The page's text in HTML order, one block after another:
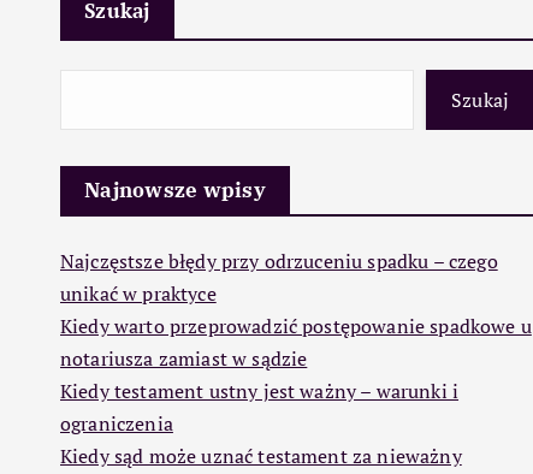
Szukaj
Szukaj
Najnowsze wpisy
Najczęstsze błędy przy odrzuceniu spadku – czego
unikać w praktyce
Kiedy warto przeprowadzić postępowanie spadkowe u
notariusza zamiast w sądzie
Kiedy testament ustny jest ważny – warunki i
ograniczenia
Kiedy sąd może uznać testament za nieważny